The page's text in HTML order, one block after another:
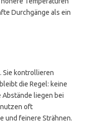
Durchgänge als ein
Sie kontrollieren
die Regel: keine
Abstände liegen bei
nutzen oft
und feinere Strähnen.